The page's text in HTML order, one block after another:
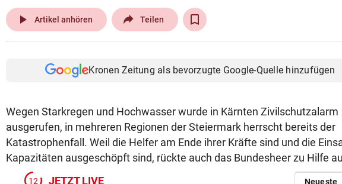
play_arrow Artikel anhören Teilen
Kronen Zeitung als bevorzugte Google-Quelle hinzufügen
Wegen Starkregen und Hochwasser wurde in Kärnten Zivilschutzalarm
ausgerufen, in mehreren Regionen der Steiermark herrscht bereits der
Katastrophenfall. Weil die Helfer am Ende ihrer Kräfte sind und die
Kapazitäten ausgeschöpft sind, rückte auch das Bundesheer zu Hilfe
11 JETZT LIVE Neueste